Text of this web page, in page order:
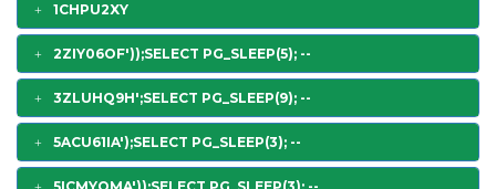
1CHPU2XY
2ZIY06OF'));SELECT PG_SLEEP(5); --
3ZLUHQ9H';SELECT PG_SLEEP(9); --
5ACU61IA');SELECT PG_SLEEP(3); --